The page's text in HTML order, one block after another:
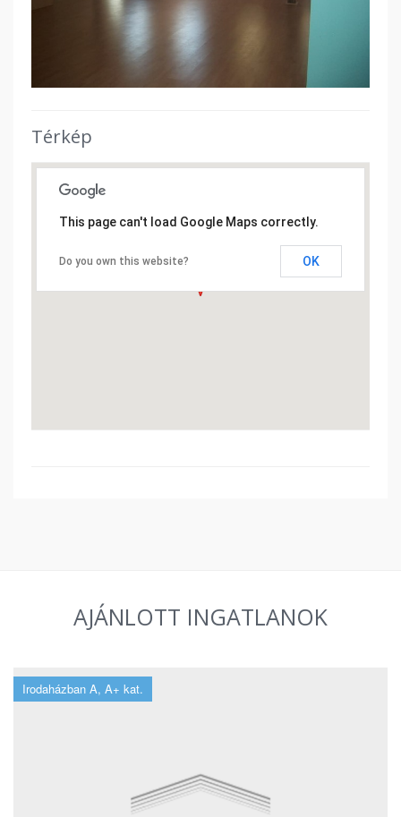
Térkép
This page can't load Google Maps correctly.
Do you own this website? OK
AJÁNLOTT INGATLANOK
Irodaházban A, A+ kat.